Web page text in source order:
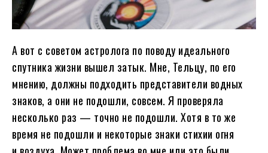
А вот с советом астролога по поводу идеального
спутника жизни вышел затык. Мне, Тельцу, по его
мнению, должны подходить представители водных
знаков, а они не подошли, совсем. Я проверяла
несколько раз — точно не подошли. Хотя в то же
время не подошли и некоторые знаки стихии огня